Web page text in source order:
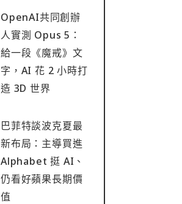
OpenAI共同創辦
人實測 Opus 5：
給一段《魔戒》文
字，AI 花 2 小時打
造 3D 世界
巴菲特談波克夏最
新布局：主導買進
Alphabet 挺 AI、
仍看好蘋果長期價
值